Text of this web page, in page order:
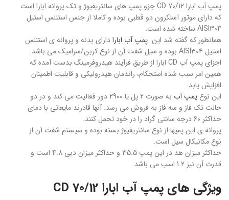
پمپ آب ابارا CD 70/12 جزو پمپ های سانتریفیوژ و تک پروانه ابارا است
که دارای موتور آسنکرون دو قطبی بوده و کاملا از جنس استنلس استیل
AISI304 ساخته شده است.
همانطور که گفته شد این پمپ آب ابارادارای بدنه و پروانه ی استنلس
استیل AISI304 بوده و سیل شفت آن از نوع کربن/سرامیک می باشد.
اجزای پمپ آب CD ابارا از طریق فرآیند هیدروفرمینگ بدست آمده که
همین امر سبب شده استحکام، راندمان هیدرولیکی و قابلیت اطمینان
افزایش یابد.
این نوع پمپ آب
به صورت 2 پل یا 2900 دور فعالیت می کند و در دو
حالت تک فاز و سه فاز به فروش می رسد. آنها قادرند مایعاتی با دمای
حداکثر 60 درجه سانتی گراد را در خود تحمل کنند.
پروانه ی این پمپها از نوع سانتریفیوژ بسته بوده و سیستم شفت آن از
نوع مکانیکال سیل است.
حداکثر میزان هد در این پمپ 35.5 و حداکثر میزان دبی 4.8 است و
قدرت آن نیز 1.2 اسب می باشد.
ویژگی های پمپ آب ابارا CD 70/12